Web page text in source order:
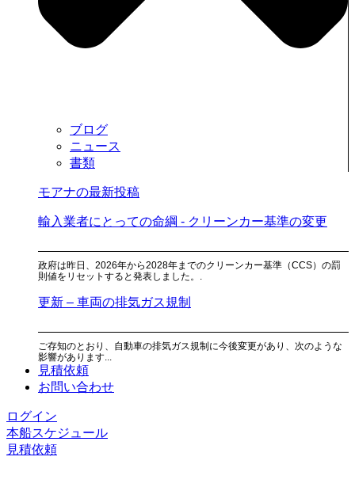
ブログ
ニュース
書類
モアナの最新投稿
輸入業者にとっての命綱 - クリーンカー基準の変更
政府は昨日、2026年から2028年までのクリーンカー基準（CCS）の罰
則値をリセットすると発表しました。.
更新 – 車両の排気ガス規制
ご存知のとおり、自動車の排気ガス規制に今後変更があり、次のような
影響があります...
見積依頼
お問い合わせ
ログイン
本船スケジュール
見積依頼